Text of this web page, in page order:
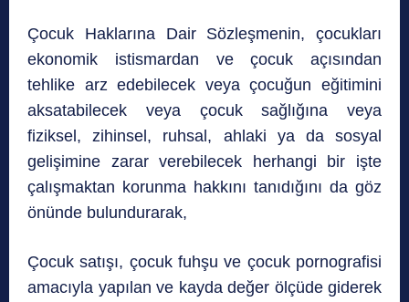
Çocuk Haklarına Dair Sözleşmenin, çocukları
ekonomik istismardan ve çocuk açısından
tehlike arz edebilecek veya çocuğun eğitimini
aksatabilecek veya çocuk sağlığına veya
fiziksel, zihinsel, ruhsal, ahlaki ya da sosyal
gelişimine zarar verebilecek herhangi bir işte
çalışmaktan korunma hakkını tanıdığını da göz
önünde bulundurarak,
Çocuk satışı, çocuk fuhşu ve çocuk pornografisi
amacıyla yapılan ve kayda değer ölçüde giderek